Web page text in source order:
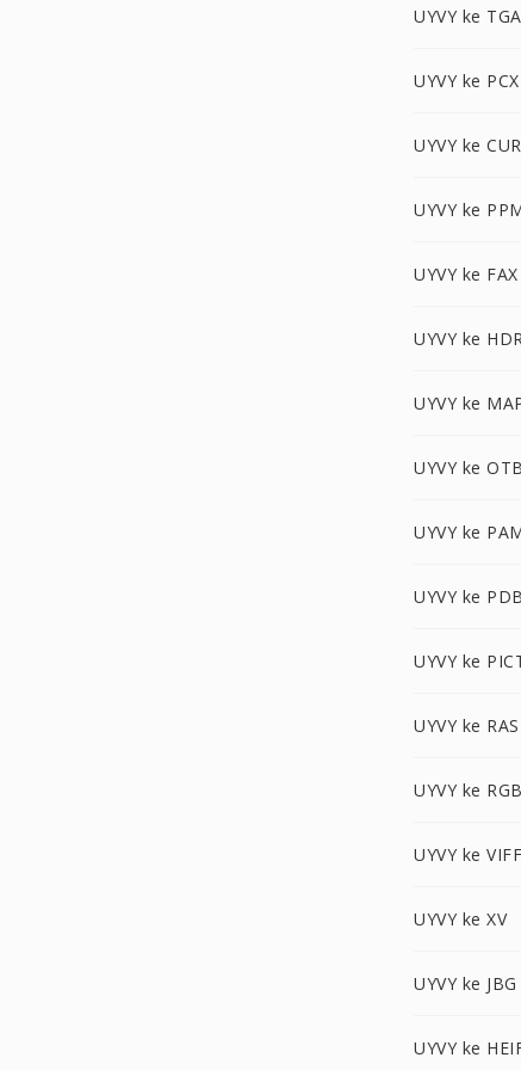
UYVY ke TGA
UYVY ke PCX
UYVY ke CUR
UYVY ke
UYVY ke FAX
UYVY ke
UYVY ke
UYVY ke OTB
UYVY ke
UYVY ke PDB
UYVY ke
UYVY ke RAS
UYVY ke
UYVY ke VIFF
UYVY ke XV
UYVY ke JBG
UYVY ke